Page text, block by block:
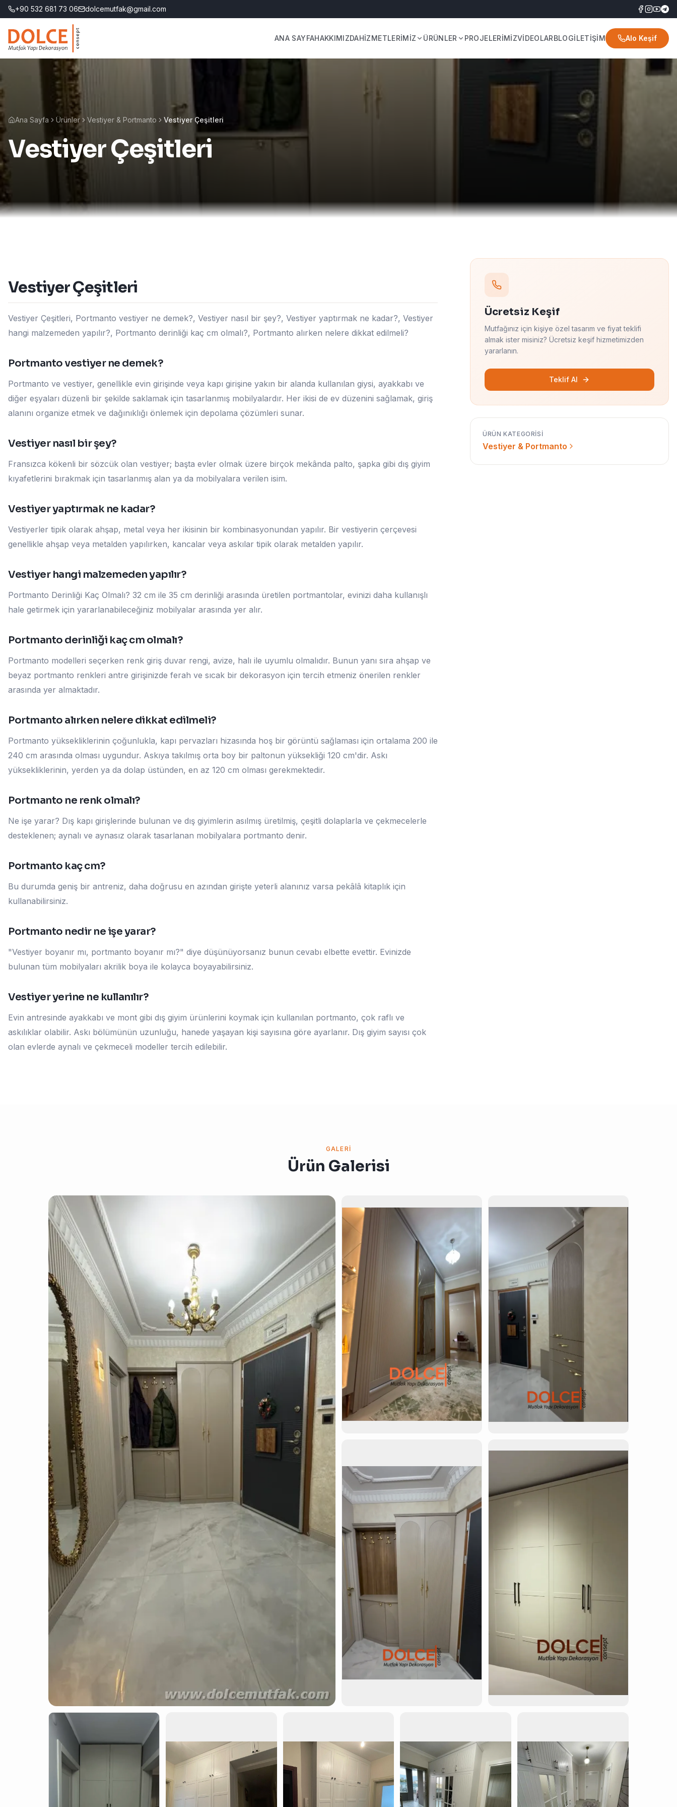
+90 532 681 73 06 dolcemutfak@gmail.com
ANA SAYFAHAKKIMIZDAHİZMETLERİMİZ ÜRÜNLER PROJELERİMİZVİDEOLARBLOGİLETİŞİM Alo Keşif
Ana Sayfa Ürünler Vestiyer & Portmanto Vestiyer Çeşitleri
Vestiyer Çeşitleri
Vestiyer Çeşitleri
Vestiyer Çeşitleri, Portmanto vestiyer ne demek?, Vestiyer nasıl bir şey?, Vestiyer yaptırmak ne kadar?, Vestiyer
hangi malzemeden yapılır?, Portmanto derinliği kaç cm olmalı?, Portmanto alırken nelere dikkat edilmeli?
Portmanto vestiyer ne demek?
Portmanto ve vestiyer, genellikle evin girişinde veya kapı girişine yakın bir alanda kullanılan giysi, ayakkabı ve
diğer eşyaları düzenli bir şekilde saklamak için tasarlanmış mobilyalardır. Her ikisi de ev düzenini sağlamak, giriş
alanını organize etmek ve dağınıklığı önlemek için depolama çözümleri sunar.
Vestiyer nasıl bir şey?
Fransızca kökenli bir sözcük olan vestiyer; başta evler olmak üzere birçok mekânda palto, şapka gibi dış giyim
kıyafetlerini bırakmak için tasarlanmış alan ya da mobilyalara verilen isim.
Vestiyer yaptırmak ne kadar?
Vestiyerler tipik olarak ahşap, metal veya her ikisinin bir kombinasyonundan yapılır. Bir vestiyerin çerçevesi
genellikle ahşap veya metalden yapılırken, kancalar veya askılar tipik olarak metalden yapılır.
Vestiyer hangi malzemeden yapılır?
Portmanto Derinliği Kaç Olmalı? 32 cm ile 35 cm derinliği arasında üretilen portmantolar, evinizi daha kullanışlı
hale getirmek için yararlanabileceğiniz mobilyalar arasında yer alır.
Portmanto derinliği kaç cm olmalı?
Portmanto modelleri seçerken renk giriş duvar rengi, avize, halı ile uyumlu olmalıdır. Bunun yanı sıra ahşap ve
beyaz portmanto renkleri antre girişinizde ferah ve sıcak bir dekorasyon için tercih etmeniz önerilen renkler
arasında yer almaktadır.
Portmanto alırken nelere dikkat edilmeli?
Portmanto yüksekliklerinin çoğunlukla, kapı pervazları hizasında hoş bir görüntü sağlaması için ortalama 200 ile
240 cm arasında olması uygundur. Askıya takılmış orta boy bir paltonun yüksekliği 120 cm'dir. Askı
yüksekliklerinin, yerden ya da dolap üstünden, en az 120 cm olması gerekmektedir.
Portmanto ne renk olmalı?
Ne işe yarar? Dış kapı girişlerinde bulunan ve dış giyimlerin asılmış üretilmiş, çeşitli dolaplarla ve çekmecelerle
desteklenen; aynalı ve aynasız olarak tasarlanan mobilyalara portmanto denir.
Portmanto kaç cm?
Bu durumda geniş bir antreniz, daha doğrusu en azından girişte yeterli alanınız varsa pekâlâ kitaplık için
kullanabilirsiniz.
Portmanto nedir ne işe yarar?
"Vestiyer boyanır mı, portmanto boyanır mı?" diye düşünüyorsanız bunun cevabı elbette evettir. Evinizde
bulunan tüm mobilyaları akrilik boya ile kolayca boyayabilirsiniz.
Vestiyer yerine ne kullanılır?
Evin antresinde ayakkabı ve mont gibi dış giyim ürünlerini koymak için kullanılan portmanto, çok raflı ve
askılıklar olabilir. Askı bölümünün uzunluğu, hanede yaşayan kişi sayısına göre ayarlanır. Dış giyim sayısı çok
olan evlerde aynalı ve çekmeceli modeller tercih edilebilir.
Ücretsiz Keşif
Mutfağınız için kişiye özel tasarım ve fiyat teklifi
almak ister misiniz? Ücretsiz keşif hizmetimizden
yararlanın.
Teklif Al
ÜRÜN KATEGORISI
Vestiyer & Portmanto
GALERI
Ürün Galerisi